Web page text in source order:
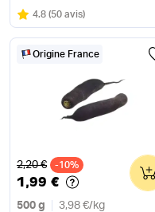
Note
4.8 sur 5
(50 avis)
Origine France
Ancien prix
2,20 € -10%
1,99 €
500 g 3,98 €/ kg
0